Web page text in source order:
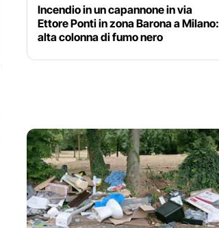
Incendio in un capannone in via
Ettore Ponti in zona Barona a Milano:
alta colonna di fumo nero